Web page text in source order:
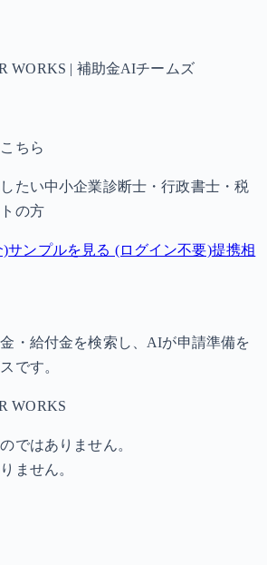
WORKS | 補助金AIチームズ
ちら
たい中小企業診断士・行政書士・税
の方
)サンプルを見る (ログイン不要)提携相
・給付金を検索し、AIが申請準備を
です。
WORKS
ではありません。
ません。